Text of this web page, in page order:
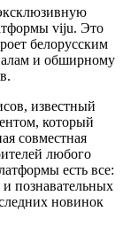
viju. Это
белорусским
и обширному
известный
который
совместная
любого
есть все:
познавательных
новинок